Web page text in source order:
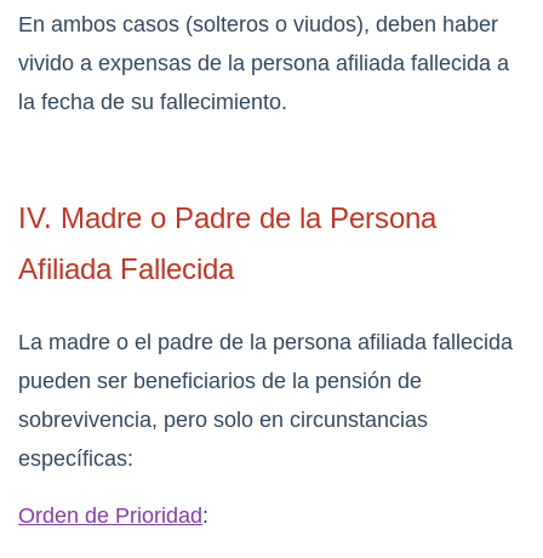
En ambos casos (solteros o viudos), deben haber
vivido a expensas de la persona afiliada fallecida a
la fecha de su fallecimiento.
IV. Madre o Padre de la Persona
Afiliada Fallecida
La madre o el padre de la persona afiliada fallecida
pueden ser beneficiarios de la pensión de
sobrevivencia, pero solo en circunstancias
específicas:
Orden de Prioridad: